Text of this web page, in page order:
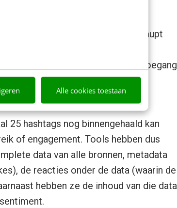
Alle cookies toestaan
data beschikbaar stellen.
Facebook) of er überhaupt
LinkedIn), hoe relevant en
dat volledige transparantie en toegang
zo om populariteit te
25 hashtags nog binnengehaald kan
of engagement. Tools hebben dus
data van alle bronnen, metadata
de reacties onder de data (waarin de
hebben ze de inhoud van die data